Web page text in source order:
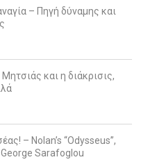
– Πηγή δύναμης και
και η διάκρισις,
– Nolan’s “Odysseus”,
Sarafoglou